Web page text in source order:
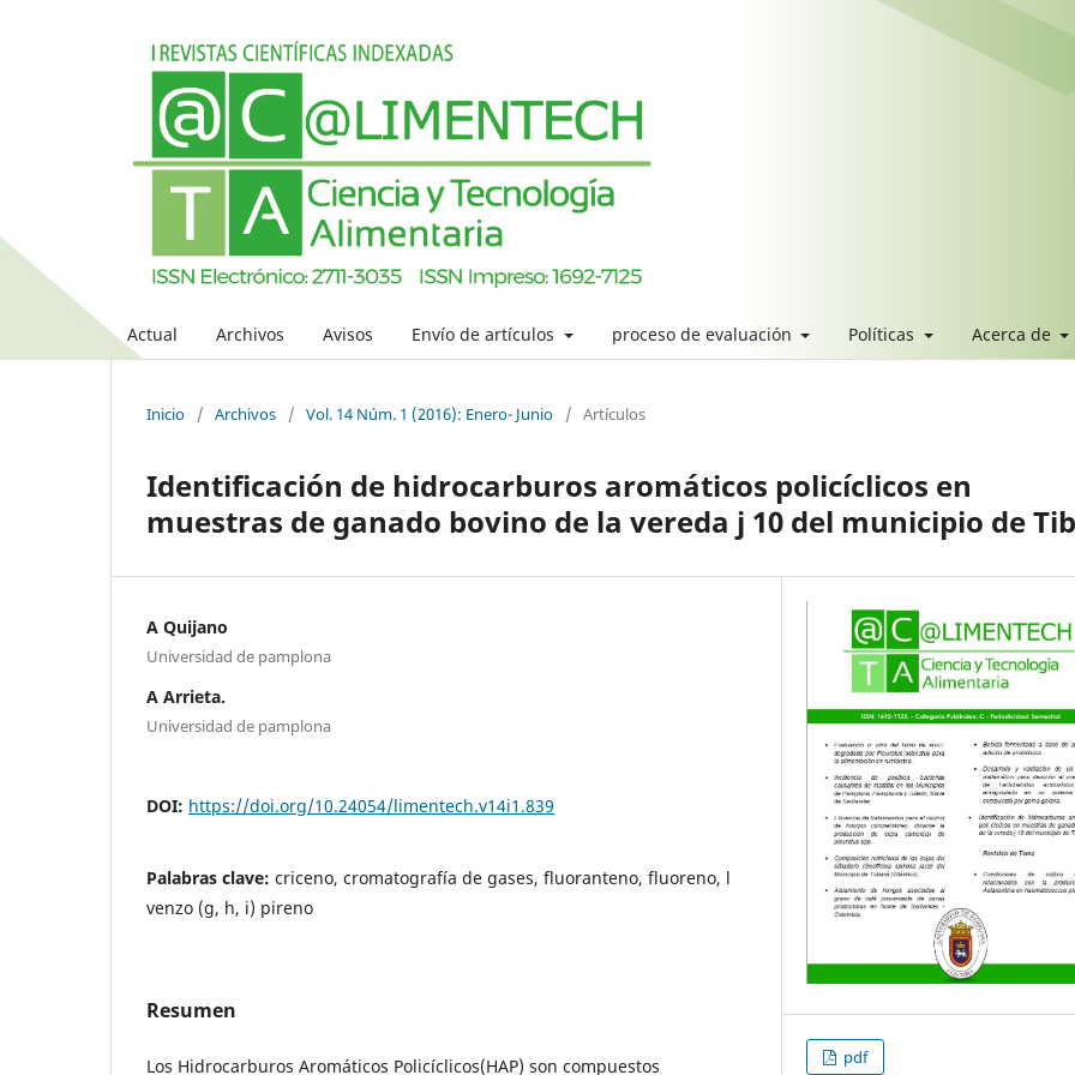
Actual Archivos Avisos Envío de artículos proceso de evaluación Políticas Acerca de
Inicio / Archivos / Vol. 14 Núm. 1 (2016): Enero- Junio / Artículos
Identificación de hidrocarburos aromáticos policíclicos en
muestras de ganado bovino de la vereda j 10 del municipio de
A Quijano
Universidad de pamplona
A Arrieta.
Universidad de pamplona
DOI: https://doi.org/10.24054/limentech.v14i1.839
Palabras clave: criceno, cromatografía de gases, fluoranteno, fluoreno, l
venzo (g, h, i) pireno
Resumen
Los Hidrocarburos Aromáticos Policíclicos(HAP) son compuestos
pdf